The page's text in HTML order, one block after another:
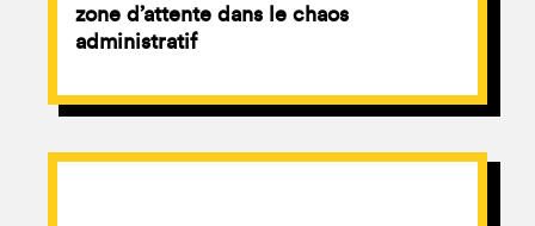
zone d’attente dans le chaos
administratif